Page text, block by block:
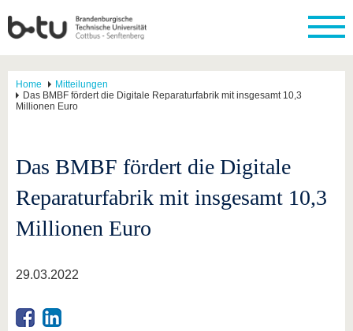
Home
Mitteilungen
Das BMBF fördert die Digitale Reparaturfabrik mit insgesamt 10,3
Millionen Euro
Das BMBF fördert die Digitale
Reparaturfabrik mit insgesamt 10,3
Millionen Euro
29.03.2022